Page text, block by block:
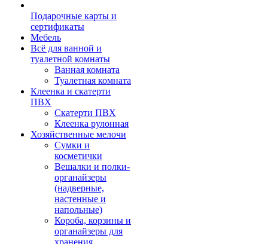
Подарочные карты и
сертификаты
Мебель
Всё для ванной и
туалетной комнаты
Ванная комната
Туалетная комната
Клеенка и скатерти
ПВХ
Скатерти ПВХ
Клеенка рулонная
Хозяйственные мелочи
Сумки и
косметички
Вешалки и полки-
органайзеры
(надверные,
настенные и
напольные)
Короба, корзины и
органайзеры для
хранения